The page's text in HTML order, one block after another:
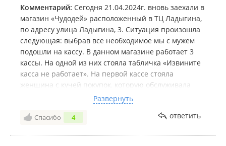
Комментарий: Сегодня 21.04.2024г. вновь заехали в
магазин «Чудодей» расположенный в ТЦ Ладыгина,
по адресу улица Ладыгина, 3. Ситуация произошла
следующая: выбрав все необходимое мы с мужем
подошли на кассу. В данном магазине работает 3
кассы. На одной из них стояла табличка «Извините
касса не работает». На первой кассе стояла
женщина с кучей покупок, которую обслуживала
продавец. Краем глаза я увидела что за прилавком
есть еще один продавец и подошла на другую кассу
(где нет таблички), и спросила: можно ли попросить
Развернуть
Спасибо 4 ответить